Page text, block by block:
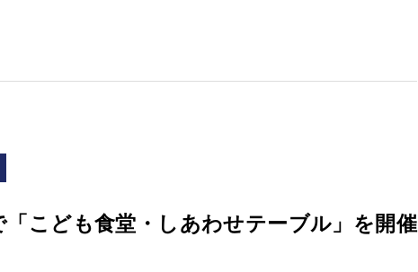
こども食堂・しあわせテーブル」を開催